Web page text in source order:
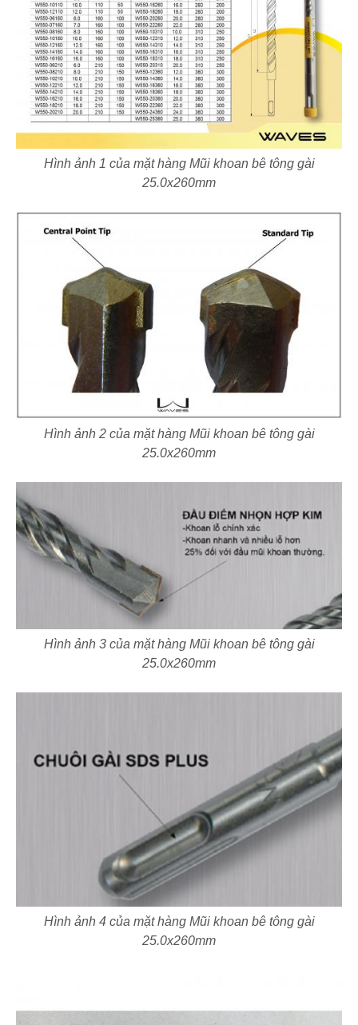
Hình ảnh 1 của mặt hàng Mũi khoan bê tông gài
25.0x260mm
Hình ảnh 2 của mặt hàng Mũi khoan bê tông gài
25.0x260mm
Hình ảnh 3 của mặt hàng Mũi khoan bê tông gài
25.0x260mm
Hình ảnh 4 của mặt hàng Mũi khoan bê tông gài
25.0x260mm